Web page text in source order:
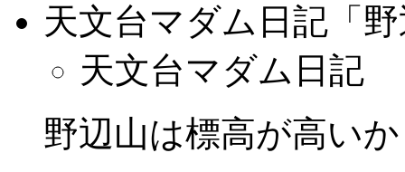
天文台マダム日記「
天文台マダム日記
野辺山は標高が高い